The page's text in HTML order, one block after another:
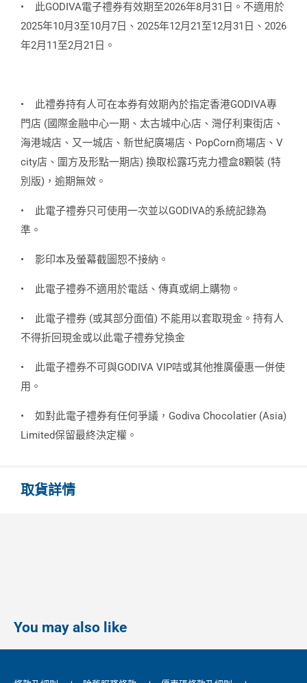
•
此GODIVA電子禮券有效期至2026年8月31日。不適用於
2025年10月3至10月7日、2025年12月21至12月31日、2026
年2月11至2月21日。
•
此禮券持有人可在本券有效期內於指定香港GODIVA專
門店 (國際金融中心一期、太古城中心店、灣仔利東街店、
海港城店、又一城店、新世紀廣場店、PopCorn商場店、V
city店、圍方及形點一期店) 換取松露巧克力禮盒8顆裝 (特
別版)，逾期無效。
•
此電子禮券只可使用一次並以GODIVA的系統記錄為
準。
• 影印本及螢幕截圖恕不接納。
• 此電子禮券不適用於電話、傳真或網上購物。
•
此電子禮券 (或其部分面值) 不能用以套取現金。持有人
不得折回現金或以此電子禮券兌換金
•
此電子禮券不可與GODIVA VIP咭或其他推廣優惠一併使
用。
•
如對此電子禮券有任何爭議，Godiva Chocolatier (Asia)
Limited保留最終決定權。
取貨詳情
You may also like